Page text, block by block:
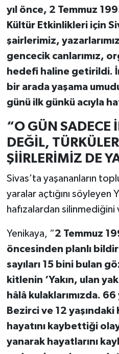
yıl önce, 2 Temmuz
Kültür Etkinlikleri için
şairlerimiz,
gencecik canlarımız,
hedefi haline getirildi.
bir arada yaşama
günü ilk günkü acıyla
“O GÜN SADECE
DEĞİL,
ŞİİRLERİMİZ DE
Sivas’ta yaşananların
yaralar açtığını söyleyen
hafızalardan silinmediğini
Yenikaya, “2 Temmuz
öncesinden planlı
sayıları 15 bini bulan
kitlenin ‘Yakın, ulan
hâlâ kulaklarımızda. 66
Bezirci ve 12 yaşındaki
hayatını kaybettiği
yanarak hayatlarını